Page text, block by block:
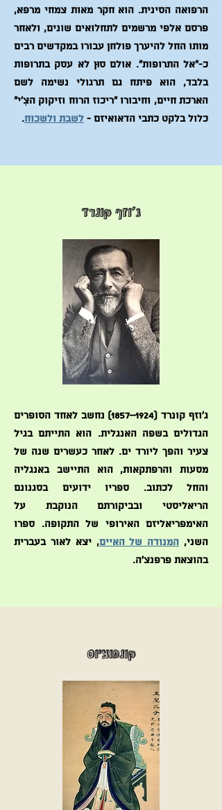
הרפואה הסינית. הוא חקר מאות צמחי מרפא,
פרסם אלפי מרשמים לתחלואים שונים, ולאחר
מותו החל להיערך פולחן עבורו במקדשים רבים
כ-"אל התרופות". אולם סוּן לא עסק בתרופות
בלבד, הוא פיתח גם תרגולי נשימה לשם
הארכת חיים, וחיבורו "ריכוז הרוח וזיקוק הצִ'י"
כלול בלקט כתבי הדאואיזם - לשבת ולשכוח.
ג'וזף קונרד
ג'וזף קונרד (1924–1857) נחשב לאחד הסופרים
הגדולים בשפה האנגלית. הוא התייתם בגיל
צעיר והפך ליורד ים. לאחר כעשרים שנה של
מסעות והרפתקאות, הוא התיישב באנגליה
והחל לכתוב. ספריו ידועים בסגנונם
הריאליסטי ובביקורתם הנוקבת על
האימפריאליזם האירופי של התקופה. ספרו
השני, המנודה של האיים, יצא לאור בעברית
בהוצאת פרפנצ'ה.
קונפוציוס